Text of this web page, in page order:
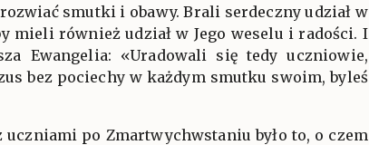
smutki i obawy. Brali serdeczny udział w
mieli również udział w Jego weselu i radości. I
Ewangelia: «Uradowali się tedy uczniowie,
bez pociechy w każdym smutku swoim, byleś
uczniami po Zmartwychwstaniu było to, o czem